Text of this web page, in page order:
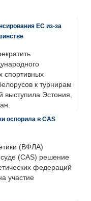
ЕС из-за
спортивных
к турнирам
выступила Эстония,
оспорила в CAS
(ВФЛА)
(CAS) решение
федераций
участие